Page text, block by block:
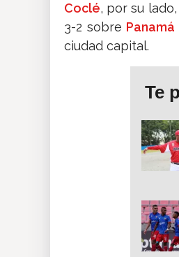
Coclé, por su
3-2 sobre
ciudad capital.
Te